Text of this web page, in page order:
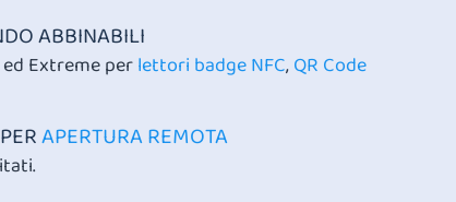
ABBINABILI
ed Extreme perlettori badge NFC,QR Code
APERTURA REMOTA